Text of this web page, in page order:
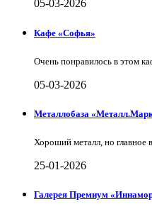
05-03-2026
Кафе «Софья»
Очень понравилось в этом
05-03-2026
Металлобаза
Хороший металл, но главное
25-01-2026
Галерея Премиум